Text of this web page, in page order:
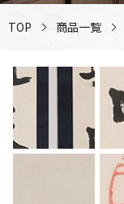
TOP 商品一覧